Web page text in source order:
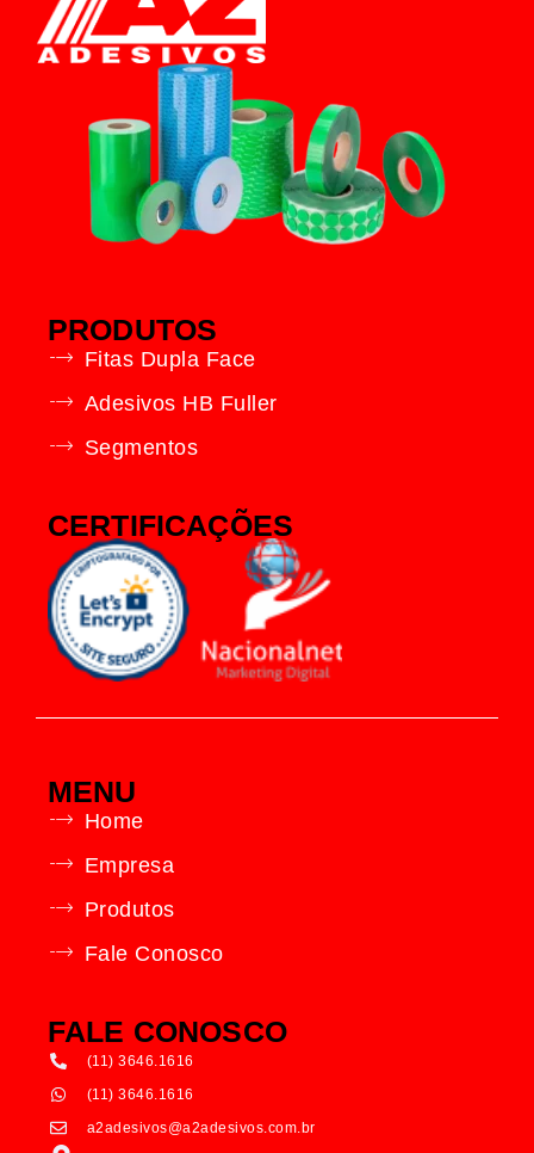
PRODUTOS
Fitas Dupla Face
Adesivos HB Fuller
Segmentos
CERTIFICAÇÕES
MENU
Home
Empresa
Produtos
Fale Conosco
FALE CONOSCO
(11) 3646.1616
(11) 3646.1616
a2adesivos@a2adesivos.com.br